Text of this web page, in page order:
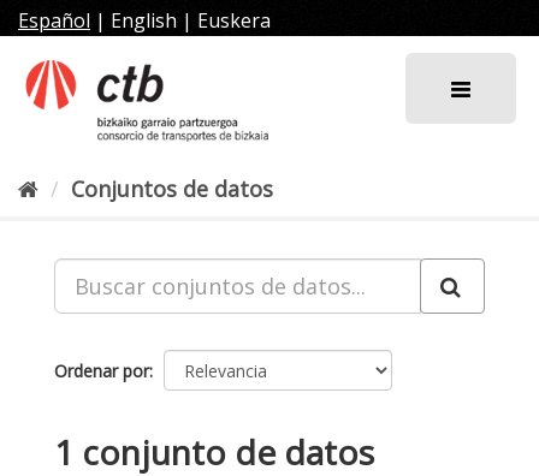
al
contenido
Español | English | Euskera
Conjuntos de datos
Ordenar por
1 conjunto de datos